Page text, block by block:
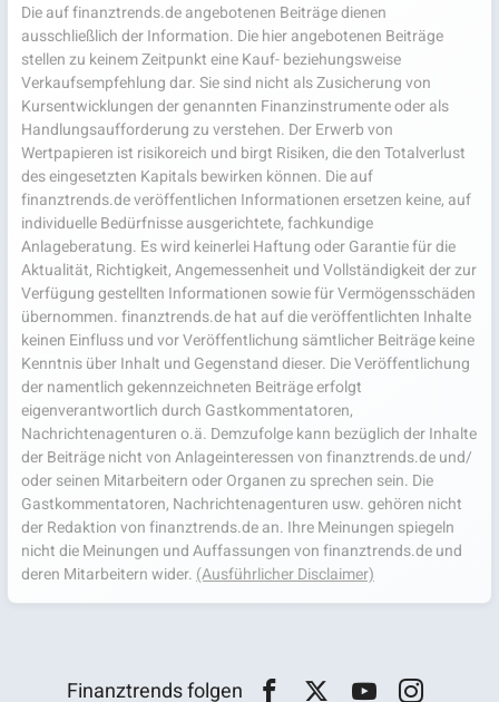
Die auf finanztrends.de angebotenen Beiträge dienen
ausschließlich der Information. Die hier angebotenen Beiträge
stellen zu keinem Zeitpunkt eine Kauf- beziehungsweise
Verkaufsempfehlung dar. Sie sind nicht als Zusicherung von
Kursentwicklungen der genannten Finanzinstrumente oder als
Handlungsaufforderung zu verstehen. Der Erwerb von
Wertpapieren ist risikoreich und birgt Risiken, die den Totalverlust
des eingesetzten Kapitals bewirken können. Die auf
finanztrends.de veröffentlichen Informationen ersetzen keine, auf
individuelle Bedürfnisse ausgerichtete, fachkundige
Anlageberatung. Es wird keinerlei Haftung oder Garantie für die
Aktualität, Richtigkeit, Angemessenheit und Vollständigkeit der zur
Verfügung gestellten Informationen sowie für Vermögensschäden
übernommen. finanztrends.de hat auf die veröffentlichten Inhalte
keinen Einfluss und vor Veröffentlichung sämtlicher Beiträge keine
Kenntnis über Inhalt und Gegenstand dieser. Die Veröffentlichung
der namentlich gekennzeichneten Beiträge erfolgt
eigenverantwortlich durch Gastkommentatoren,
Nachrichtenagenturen o.ä. Demzufolge kann bezüglich der Inhalte
der Beiträge nicht von Anlageinteressen von finanztrends.de und/
oder seinen Mitarbeitern oder Organen zu sprechen sein. Die
Gastkommentatoren, Nachrichtenagenturen usw. gehören nicht
der Redaktion von finanztrends.de an. Ihre Meinungen spiegeln
nicht die Meinungen und Auffassungen von finanztrends.de und
deren Mitarbeitern wider. (Ausführlicher Disclaimer)
Finanztrends folgen